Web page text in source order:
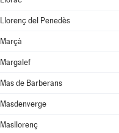
Llorenç del Penedès
Marçà
Margalef
Mas de Barberans
Masdenverge
Masllorenç